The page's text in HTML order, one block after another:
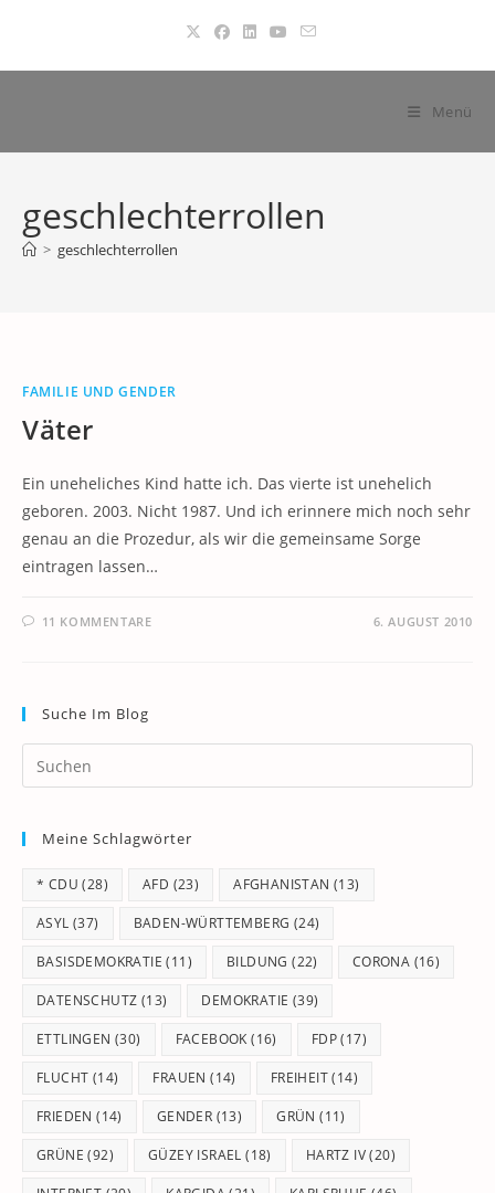
springen
Menü
geschlechterrollen
> geschlechterrollen
FAMILIE UND GENDER
Väter
Ein uneheliches Kind hatte ich. Das vierte ist unehelich
geboren. 2003. Nicht 1987. Und ich erinnere mich noch sehr
genau an die Prozedur, als wir die gemeinsame Sorge
eintragen lassen…
11 KOMMENTARE 6. AUGUST 2010
Suche Im Blog
Meine Schlagwörter
* CDU (28) AFD (23) AFGHANISTAN (13)
ASYL (37) BADEN-WÜRTTEMBERG (24)
BASISDEMOKRATIE (11) BILDUNG (22) CORONA (16)
DATENSCHUTZ (13) DEMOKRATIE (39)
ETTLINGEN (30) FACEBOOK (16) FDP(17)
FLUCHT (14) FRAUEN (14) FREIHEIT(14)
FRIEDEN (14) GENDER (13) GRÜN (11)
GRÜNE (92) GÜZEY ISRAEL (18) HARTZ IV(20)